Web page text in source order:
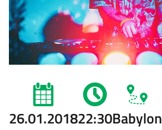
26.01.201822:30Babylon